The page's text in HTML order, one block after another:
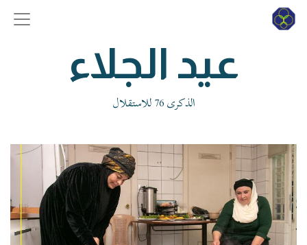
عيد الجلاء
الذكرى 76 للاستقلال